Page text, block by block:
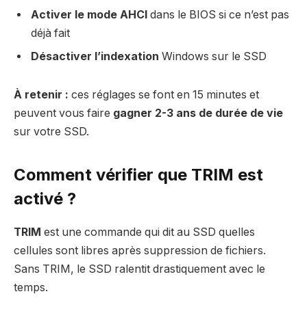
Activer le mode AHCI dans le BIOS si ce n’est pas
déjà fait
Désactiver l’indexation Windows sur le SSD
À retenir : ces réglages se font en 15 minutes et
peuvent vous faire gagner 2-3 ans de durée de vie
sur votre SSD.
Comment vérifier que TRIM est
activé ?
TRIM est une commande qui dit au SSD quelles
cellules sont libres après suppression de fichiers.
Sans TRIM, le SSD ralentit drastiquement avec le
temps.